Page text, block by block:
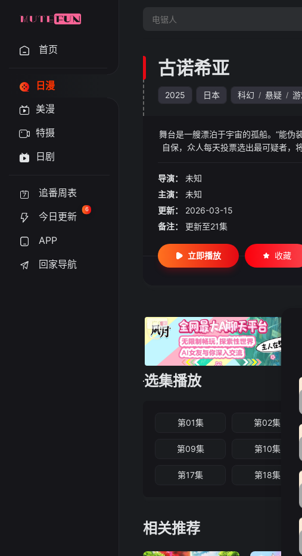
首页
日漫
美漫
特摄
日剧
追番周表
今日更新
6
APP
回家导航
古诺希亚
2025 日本 科幻 / 悬疑 /
舞台是一艘漂泊于宇宙的孤船。“能
自保，众人每天投票选出最可疑者，
长——正确选项究竟存不存在？轮回
导演：
未知
主演：
未知
更新：
2026-03-15
备注：
更新至21集
立即播放 收藏
选集播放
第01集 第02集
第09集 第10集
第17集 第18集
相关推荐